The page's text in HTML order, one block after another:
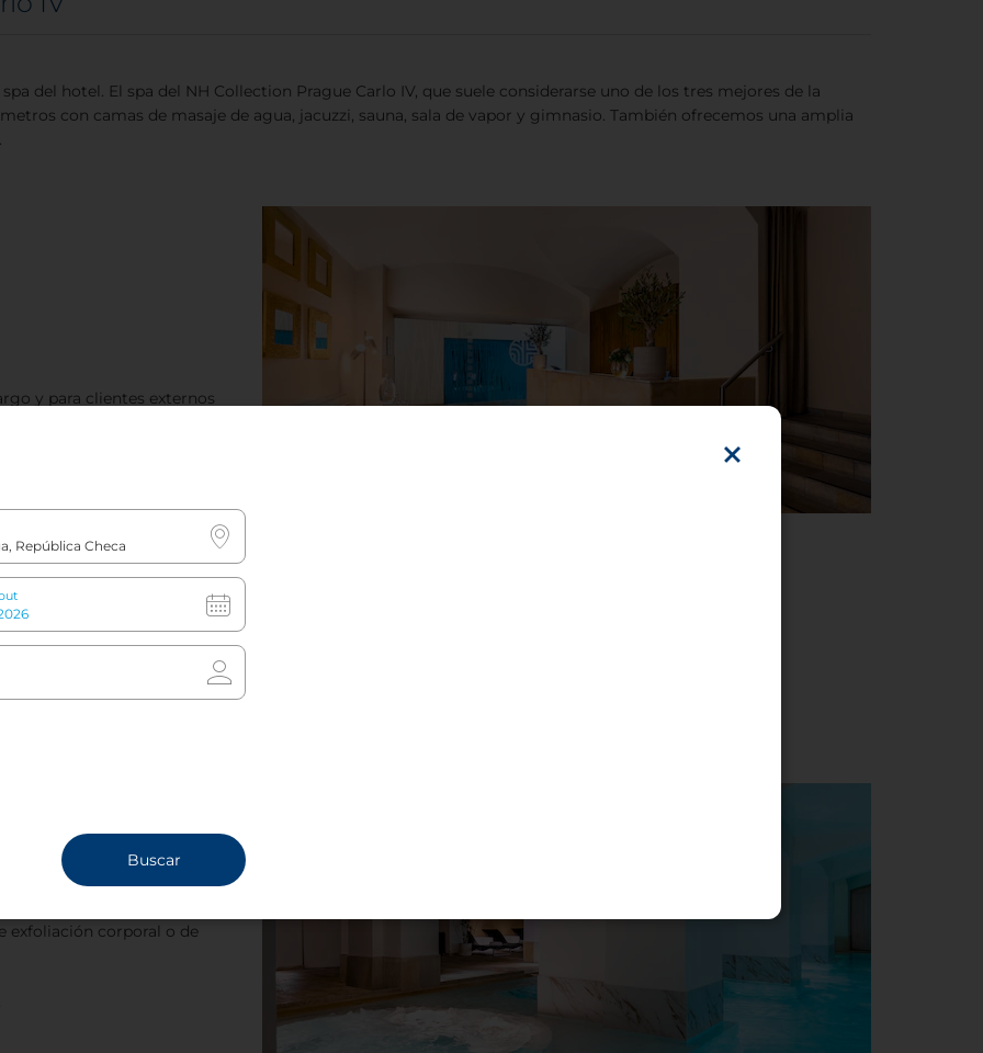
del hotel. El spa del NH Collection Prague Carlo IV, que suele considerarse uno de los tres mejores de la
con camas de masaje de agua, jacuzzi, sauna, sala de vapor y gimnasio. También ofrecemos una amplia
y para clientes externos
al spa por 64 € por
las 16:00 h.
de un adulto en todo
los tratamientos,
específicocarloivspa.com
de 20 metros de longitud
la sauna y sala de vapor y
También hay espacios
reservar masajes
exfoliación corporal o de
Buscar